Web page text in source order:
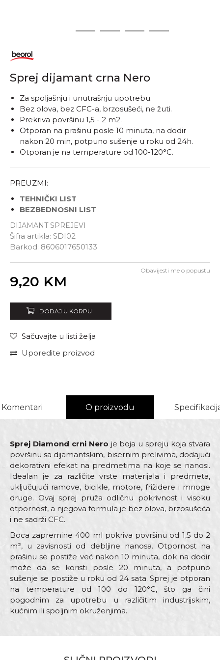
2 3 4 5
Sprej dijamant crna Nero
DIJAMANT SPREJEVI
Šifra artikla: SDI02
Barkod: 8606017650133
​​​​​​Za spoljašnju i unutrašnju upotrebu.
Bez olova, bez CFC-a, brzosušeći, ne žuti.
Prekriva površinu 1,5 - 2 m2.
Otporan na prašinu posle 10 minuta, na dodir
nakon 20 min, potpuno sušenje u roku od 24h.
Otporan je na temperature od 100-120°C.
PREUZMI:
TEHNIČKI LIST
BEZBEDNOSNI LIST
9,20 KM
Obavijesti me o popustu
DODAJ U KORPU
Sačuvajte u listi želja
Uporedite proizvod
Komentari O proizvodu
Sprej Diamond crni Nero je boja u spreju koja stvara
površinu sa dijamantskim, bisernim prelivima, dodajući
dekorativni efekat na predmetima na koje se nanosi.
Idealan je za različite vrste materijala i predmeta,
uključujući ramove, bicikle, motore, frižidere i mnoge
druge. Ovaj sprej pruža odličnu pokrivnost i visoku
otpornost, a njegova formula je bez olova, brzosušeća
i ne sadrži CFC.
Boca zapremine 400 ml pokriva površinu od 1,5 do 2
m², u zavisnosti od debljine nanosa. Otpornost na
prašinu se postiže već nakon 10 minuta, dok na dodir
može da se koristi posle 20 minuta, a potpuno
sušenje se postiže u roku od 24 sata. Sprej je otporan
na temperature od 100 do 120°C, što ga čini
pogodnim za upotrebu u različitim industrijskim,
kućnim ili spoljnim okruženjima.